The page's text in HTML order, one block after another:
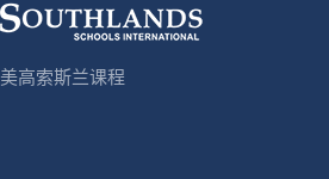
美高索斯兰课程